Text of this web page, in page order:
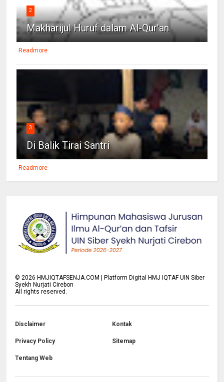
2
Makharijul Huruf dalam Al-Qur'an
Readmore
3
Di Balik Tirai Santri
Readmore
©2026 HMJIQTAFSENJA.COM | Platform Digital HMJ IQTAF UIN Siber
Syekh Nurjati Cirebon
All rights reserved.
Disclaimer Kontak
Privacy Policy Sitemap
Tentang Web